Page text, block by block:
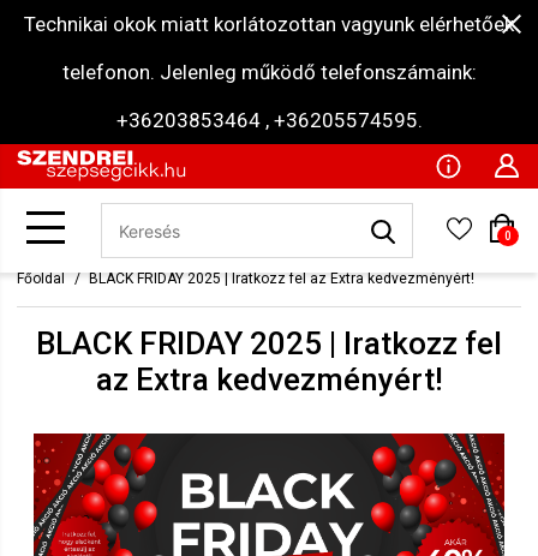
Technikai okok miatt korlátozottan vagyunk elérhetőek
telefonon. Jelenleg működő telefonszámaink:
+36203853464 , +36205574595.
0
Főoldal BLACK FRIDAY 2025 | Iratkozz fel az Extra kedvezményért!
BLACK FRIDAY 2025 | Iratkozz fel
az Extra kedvezményért!